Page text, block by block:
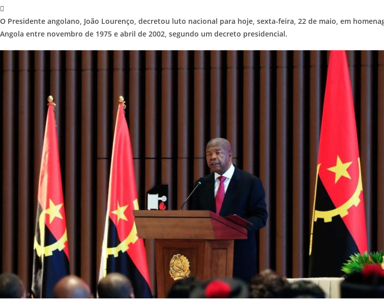
O Presidente angolano, João Lourenço, decretou luto nacional para hoje, sexta-feira, 22 de maio, em
Angola entre novembro de 1975 e abril de 2002, segundo um decreto presidencial.